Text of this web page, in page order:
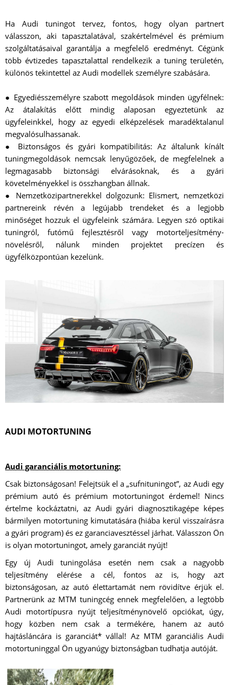
Ha Audi tuningot tervez, fontos, hogy olyan partnert
válasszon, aki tapasztalatával, szakértelmével és prémium
szolgáltatásaival garantálja a megfelelő eredményt. Cégünk
több évtizedes tapasztalattal rendelkezik a tuning területén,
különös tekintettel az Audi modellek személyre szabására.
● Egyediésszemélyre szabott megoldások minden ügyfélnek:
Az átalakítás előtt mindig alaposan egyeztetünk az
ügyfeleinkkel, hogy az egyedi elképzelések maradéktalanul
megvalósulhassanak.
● Biztonságos és gyári kompatibilitás: Az általunk kínált
tuningmegoldások nemcsak lenyűgözőek, de megfelelnek a
legmagasabb biztonsági elvárásoknak, és a gyári
követelményekkel is összhangban állnak.
● Nemzetközipartnerekkel dolgozunk: Elismert, nemzetközi
partnereink révén a legújabb trendeket és a legjobb
minőséget hozzuk el ügyfeleink számára. Legyen szó optikai
tuningról, futómű fejlesztésről vagy motorteljesítmény-
növelésről, nálunk minden projektet precízen és
ügyfélközpontúan kezelünk.
AUDI MOTORTUNING
Audi garanciális motortuning:
Csak biztonságosan! Felejtsük el a „sufnituningot”, az Audi egy
prémium autó és prémium motortuningot érdemel! Nincs
értelme kockáztatni, az Audi gyári diagnosztikagépe képes
bármilyen motortuning kimutatására (hiába kerül visszaírásra
a gyári program) és ez garanciavesztéssel járhat. Válasszon Ön
is olyan motortuningot, amely garanciát nyújt!
Egy új Audi tuningolása esetén nem csak a nagyobb
teljesítmény elérése a cél, fontos az is, hogy azt
biztonságosan, az autó élettartamát nem rövidítve érjük el.
Partnerünk az MTM tuningcég ennek megfelelően, a legtöbb
Audi motortípusra nyújt teljesítménynövelő opciókat, úgy,
hogy közben nem csak a termékére, hanem az autó
hajtásláncára is garanciát* vállal! Az MTM garanciális Audi
motortuninggal Ön ugyanúgy biztonságban tudhatja autóját.